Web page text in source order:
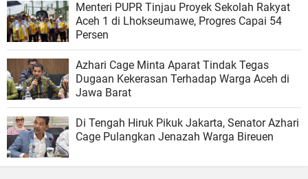
Menteri PUPR Tinjau Proyek Sekolah Rakyat
Aceh 1 di Lhokseumawe, Progres Capai 54
Persen
Azhari Cage Minta Aparat Tindak Tegas
Dugaan Kekerasan Terhadap Warga Aceh di
Jawa Barat
Di Tengah Hiruk Pikuk Jakarta, Senator Azhari
Cage Pulangkan Jenazah Warga Bireuen